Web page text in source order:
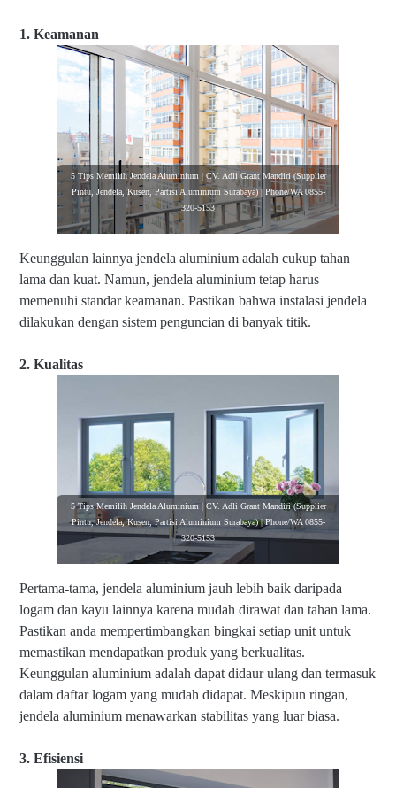
1. Keamanan
5 Tips Memilih Jendela Aluminium | CV. Adli Grant Mandiri (Supplier
Pintu, Jendela, Kusen, Partisi Aluminium Surabaya) | Phone/WA 0855-
320-5153
Keunggulan lainnya jendela aluminium adalah cukup tahan
lama dan kuat. Namun, jendela aluminium tetap harus
memenuhi standar keamanan. Pastikan bahwa instalasi jendela
dilakukan dengan sistem penguncian di banyak titik.
2. Kualitas
5 Tips Memilih Jendela Aluminium | CV. Adli Grant Mandiri (Supplier
Pintu, Jendela, Kusen, Partisi Aluminium Surabaya) | Phone/WA 0855-
320-5153
Pertama-tama, jendela aluminium jauh lebih baik daripada
logam dan kayu lainnya karena mudah dirawat dan tahan lama.
Pastikan anda mempertimbangkan bingkai setiap unit untuk
memastikan mendapatkan produk yang berkualitas.
Keunggulan aluminium adalah dapat didaur ulang dan termasuk
dalam daftar logam yang mudah didapat. Meskipun ringan,
jendela aluminium menawarkan stabilitas yang luar biasa.
3. Efisiensi